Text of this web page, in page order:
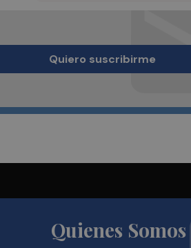
Quiero suscribirme
Quienes Somos